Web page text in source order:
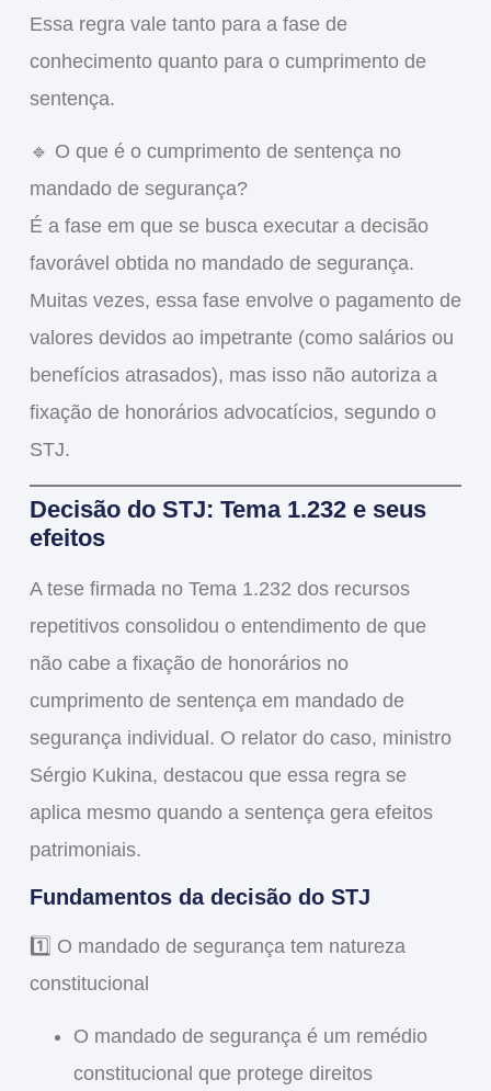
Essa regra vale tanto para a fase de
conhecimento quanto para o cumprimento de
sentença.
🔹 O que é o cumprimento de sentença no
mandado de segurança?
É a fase em que se busca executar a decisão
favorável obtida no mandado de segurança.
Muitas vezes, essa fase envolve o pagamento de
valores devidos ao impetrante (como salários ou
benefícios atrasados), mas isso não autoriza a
fixação de honorários advocatícios, segundo o
STJ.
Decisão do STJ: Tema 1.232 e seus
efeitos
A tese firmada no Tema 1.232 dos recursos
repetitivosconsolidou o entendimento de que
não cabe a fixação de honorários no
cumprimento de sentença em mandado de
segurança individual. O relator do caso, ministro
Sérgio Kukina, destacou que essa regra se
aplica mesmo quando a sentença gera efeitos
patrimoniais.
Fundamentos da decisão do STJ
1️⃣ O mandado de segurança tem natureza
constitucional
O mandado de segurança é um remédio
constitucional que protege direitos